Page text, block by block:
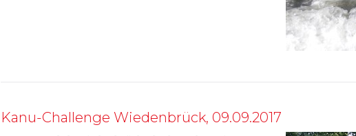
Kanu-Challenge Wiedenbrück, 09.09.2017